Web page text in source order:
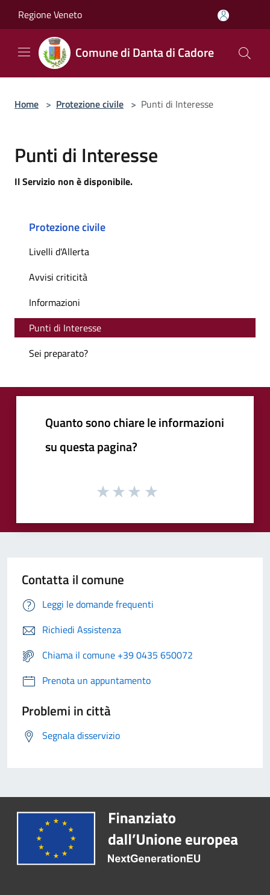
Regione Veneto
Comune di Danta di Cadore
Home > Protezione civile > Punti di Interesse
Punti di Interesse
Il Servizio non è disponibile.
Protezione civile
Livelli d'Allerta
Avvisi criticità
Informazioni
Punti di Interesse
Sei preparato?
Quanto sono chiare le informazioni
su questa pagina?
Contatta il comune
Leggi le domande frequenti
Richiedi Assistenza
Chiama il comune +39 0435 650072
Prenota un appuntamento
Problemi in città
Segnala disservizio